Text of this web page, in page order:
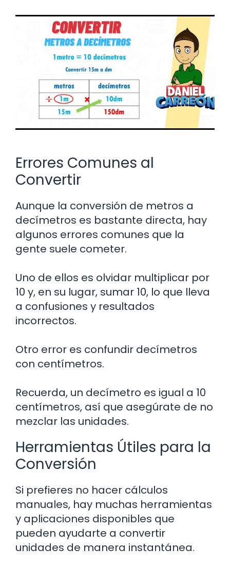
Errores Comunes al
Convertir
Aunque la conversión de metros a
decímetros es bastante directa, hay
algunos errores comunes que la
gente suele cometer.
Uno de ellos es olvidar multiplicar por
10 y, en su lugar, sumar 10, lo que lleva
a confusiones y resultados
incorrectos.
Otro error es confundir decímetros
con centímetros.
Recuerda, un decímetro es igual a 10
centímetros, así que asegúrate de no
mezclar las unidades.
Herramientas Útiles para la
Conversión
Si prefieres no hacer cálculos
manuales, hay muchas herramientas
y aplicaciones disponibles que
pueden ayudarte a convertir
unidades de manera instantánea.